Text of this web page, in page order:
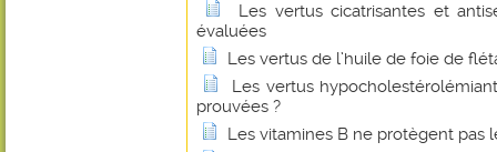
Les vertus cicatrisantes et
évaluées
Les vertus de l’huile de foie de
Les vertus
prouvées ?
Les vitamines B ne protègent pas